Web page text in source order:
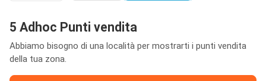
5 Adhoc Punti vendita
Abbiamo bisogno di una località per mostrarti i punti vendita
della tua zona.